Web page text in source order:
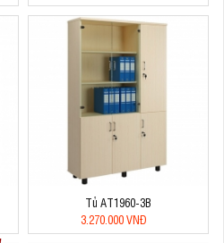
Tủ AT1960-3B
3.270.000 VNĐ